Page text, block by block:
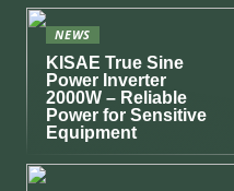
NEWS
KISAE True Sine
Power Inverter
2000W – Reliable
Power for Sensitive
Equipment